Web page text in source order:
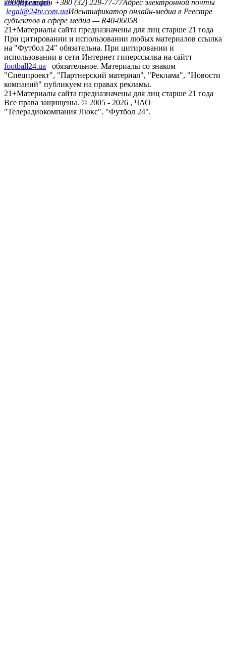
конференций
79008Телефон +380 (32) 229-77-77Адрес электронной почты
legal@24tv.com.uaИдентификатор онлайн-медиа в Реестре
субъектов в сфере медиа — R40-06058
21+Материалы сайта предназначены для лиц старше 21 года
При цитировании и использовании любых материалов ссылка
на "Футбол 24" обязательна. При цитировании и
использовании в сети Интернет гиперссылка на сайтт
football24.ua
обязательное. Материалы со знаком
"Спецпроект", "Партнерский материал", "Реклама", "Новости
компаний" публикуем на правах рекламы.
21+Материалы сайта предназначены для лиц старше 21 года
Все права защищены. © 2005 - 2026 , ЧАО
"Телерадиокомпания Люкс". "Футбол 24".